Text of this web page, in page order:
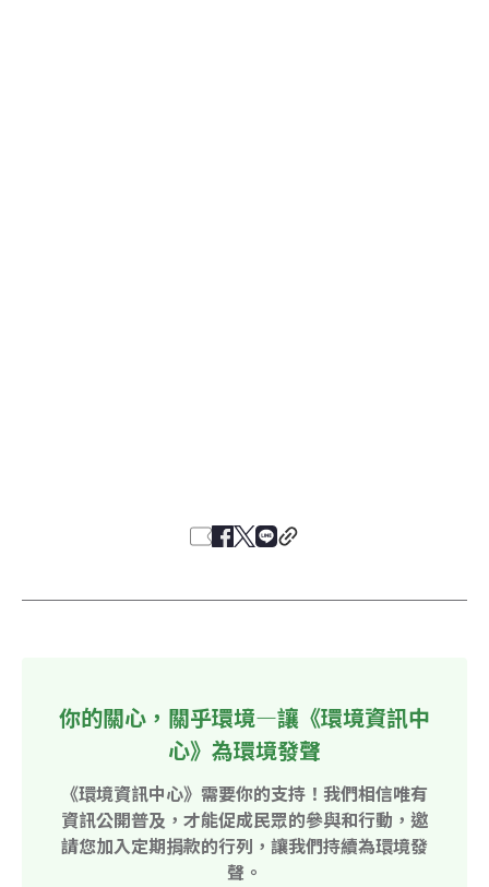
你的關心，關乎環境—讓《環境資訊中
心》為環境發聲
《環境資訊中心》需要你的支持！我們相信唯有
資訊公開普及，才能促成民眾的參與和行動，邀
請您加入定期捐款的行列，讓我們持續為環境發
聲。